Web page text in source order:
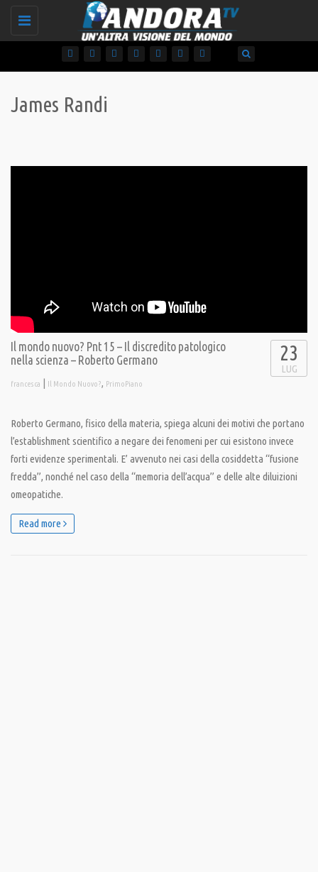
Toggle
James Randi
Il mondo nuovo? Pnt 15 – Il discredito patologico
nella scienza – Roberto Germano
francesca | Il Mondo Nuovo?, PrimoPiano
23
LUG
Roberto Germano, fisico della materia, spiega alcuni dei motivi che portano
l’establishment scientifico a negare dei fenomeni per cui esistono invece
forti evidenze sperimentali. E’ avvenuto nei casi della cosiddetta “fusione
fredda”, nonché nel caso della “memoria dell’acqua” e delle alte diluizioni
omeopatiche.
Read more